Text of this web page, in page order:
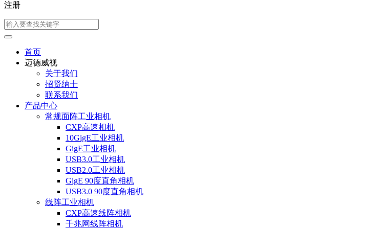
注册
首页
迈德威视
关于我们
招贤纳士
联系我们
产品中心
常规面阵工业相机
CXP高速相机
10GigE工业相机
GigE工业相机
USB3.0工业相机
USB2.0工业相机
GigE 90度直角相机
USB3.0 90度直角相机
线阵工业相机
CXP高速线阵相机
千兆网线阵相机